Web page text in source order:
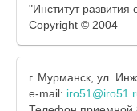
"Институт развития
Copyright © 2004
г. Мурманск, ул.
e-mail: